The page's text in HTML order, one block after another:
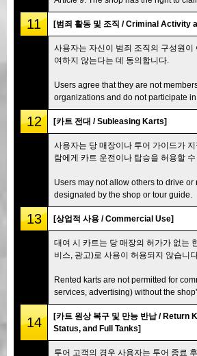
11 [범죄 활동 및 조직 / Criminal Activity
사용자는 자신이 범죄 조직의 구성원이
여하지 않는다는 데 동의합니다.
Users agree that they are not
organizations and do not participate
12 [카트 전대 / Subleasing Karts]
사용자는 당 매장이나 투어 가이드가
람에게 카트 운전이나 탑승을 허용할 수
Users may not allow others to drive or
designated by the shop or tour guide.
13 [상업적 사용 / Commercial Use]
대여 시 카트는 당 매장의 허가가 없는
비스, 광고)로 사용이 허용되지 않습니
Rented karts are not permitted for
services, advertising) without the
14
[카트 원상 복구 및 만능 반납 / Return
Status, and Full Tanks]
투어 고객의 경우 사용자는 투어 종료